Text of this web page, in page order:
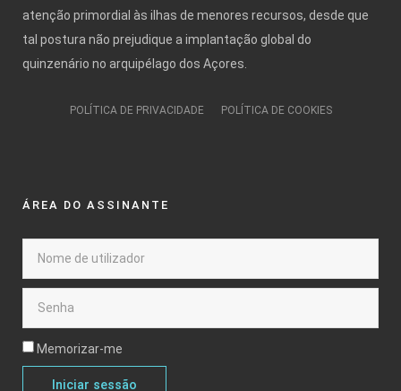
atenção primordial às ilhas de menores recursos, desde que
tal postura não prejudique a implantação global do
quinzenário no arquipélago dos Açores.
POLÍTICA DE PRIVACIDADE POLÍTICA DE COOKIES
ÁREA DO ASSINANTE
Memorizar-me
Iniciar sessão